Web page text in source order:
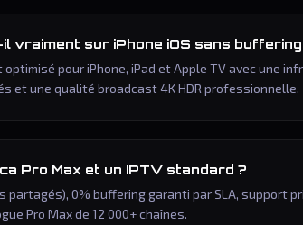
vraiment sur iPhone iOS sans
optimisé pour iPhone, iPad et Apple TV avec une
et une qualité broadcast 4K HDR professionnelle.
Pro Max et un IPTV standard ?
partagés), 0% buffering garanti par SLA, support
Pro Max de 12 000+ chaînes.